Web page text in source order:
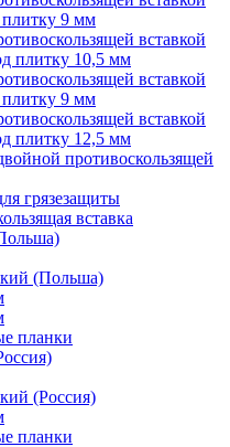
9 мм
вставкой
плитку 10,5 мм
вставкой
9 мм
вставкой
плитку 12,5 мм
противоскользящей
грязезащиты
вставка
(Польша)
планки
(Россия)
планки